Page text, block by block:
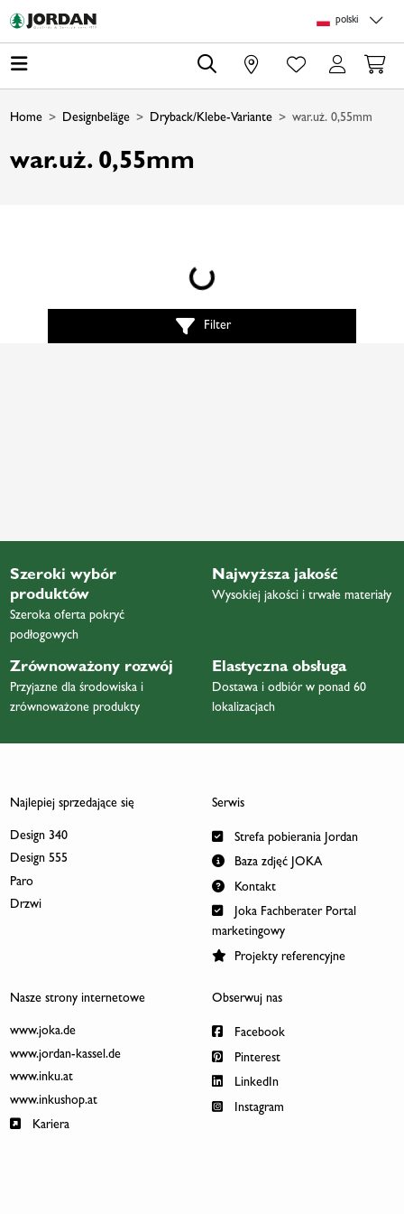
polski
0
Home Designbeläge Dryback/Klebe-Variante war.uż. 0,55mm
war.uż. 0,55mm
Loading...
Filter
Szeroki wybór
produktów
Szeroka oferta pokryć
podłogowych
Najwyższa jakość
Wysokiej jakości i trwałe materiały
Zrównoważony rozwój
Przyjazne dla środowiska i
zrównoważone produkty
Elastyczna obsługa
Dostawa i odbiór w ponad 60
lokalizacjach
Najlepiej sprzedające się
Design 340
Design 555
Paro
Drzwi
Serwis
Strefa pobierania Jordan
Baza zdjęć JOKA
Kontakt
Joka Fachberater Portal
marketingowy
Projekty referencyjne
Nasze strony internetowe
www.joka.de
www.jordan-kassel.de
www.inku.at
www.inkushop.at
Kariera
Obserwuj nas
Facebook
Pinterest
LinkedIn
Instagram